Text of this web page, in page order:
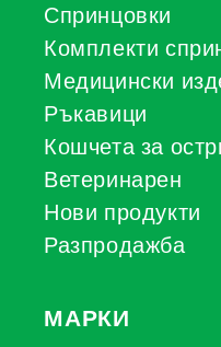
Спринцовки
Комплекти
Медицински
Ръкавици
Кошчета за
Ветеринарен
Нови продукти
Разпродажба
МАРКИ